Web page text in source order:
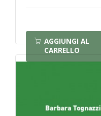
AGGIUNGI AL
CARRELLO